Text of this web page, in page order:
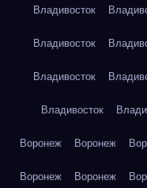
Владивосток
Владивосток
Владивосток
Владивосток
Воронеж Воронеж
Воронеж Воронеж